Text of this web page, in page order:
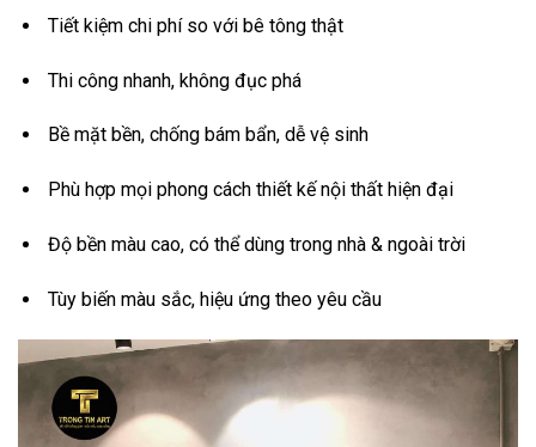
Tiết kiệm chi phí so với bê tông thật
Thi công nhanh, không đục phá
Bề mặt bền, chống bám bẩn, dễ vệ sinh
Phù hợp mọi phong cách thiết kế nội thất hiện đại
Độ bền màu cao, có thể dùng trong nhà & ngoài trời
Tùy biến màu sắc, hiệu ứng theo yêu cầu